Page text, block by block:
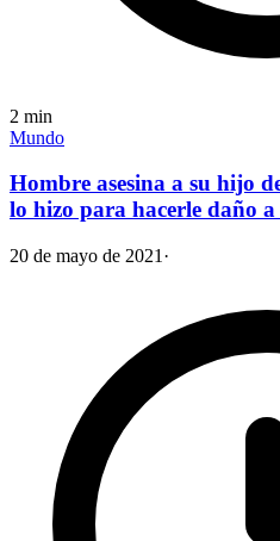
2 min
Mundo
Hombre asesina a su hijo
lo hizo para hacerle daño a
20 de mayo de 2021 ·